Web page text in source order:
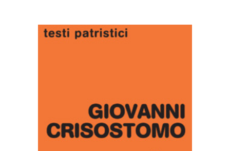
AGGIUNGI AL CARRELLO